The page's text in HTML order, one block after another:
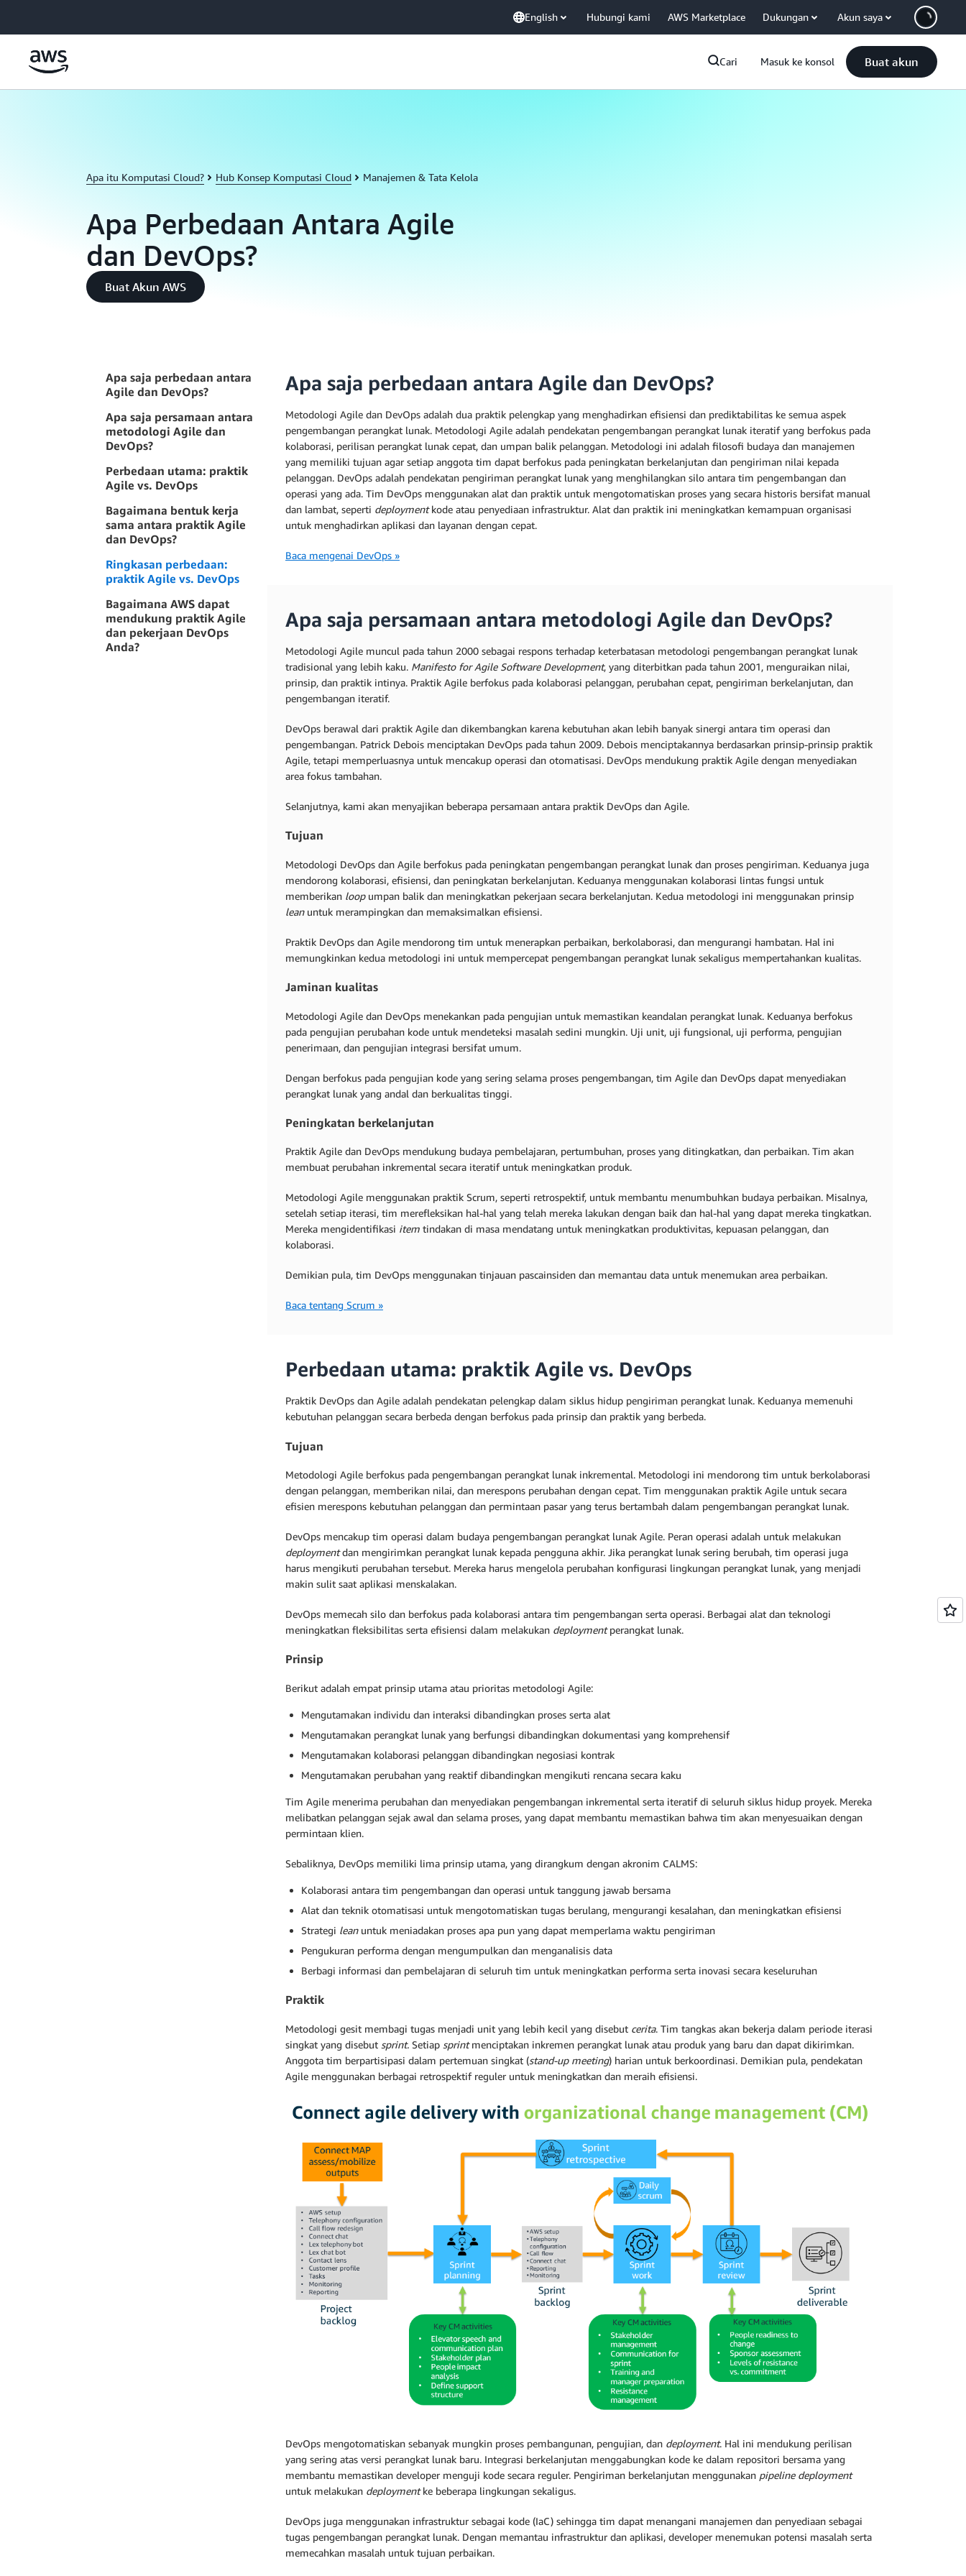
English Hubungi kami AWS Marketplace Dukungan Akun saya
Cari Masuk ke konsol Buat akun
Apa itu Komputasi Cloud? Hub Konsep Komputasi Cloud Manajemen & Tata Kelola
Apa Perbedaan Antara Agile
dan DevOps?
Buat Akun AWS
Apa saja perbedaan antara
Agile dan DevOps?
Apa saja persamaan antara
metodologi Agile dan
DevOps?
Perbedaan utama: praktik
Agile vs. DevOps
Bagaimana bentuk kerja
sama antara praktik Agile
dan DevOps?
Ringkasan perbedaan:
praktik Agile vs. DevOps
Bagaimana AWS dapat
mendukung praktik Agile
dan pekerjaan DevOps
Anda?
Apa saja perbedaan antara Agile dan DevOps?
Metodologi Agile dan DevOps adalah dua praktik pelengkap yang menghadirkan efisiensi dan prediktabilitas ke semua aspek
pengembangan perangkat lunak. Metodologi Agile adalah pendekatan pengembangan perangkat lunak iteratif yang berfokus pada
kolaborasi, perilisan perangkat lunak cepat, dan umpan balik pelanggan. Metodologi ini adalah filosofi budaya dan manajemen
yang memiliki tujuan agar setiap anggota tim dapat berfokus pada peningkatan berkelanjutan dan pengiriman nilai kepada
pelanggan. DevOps adalah pendekatan pengiriman perangkat lunak yang menghilangkan silo antara tim pengembangan dan
operasi yang ada. Tim DevOps menggunakan alat dan praktik untuk mengotomatiskan proses yang secara historis bersifat manual
dan lambat, seperti deploymentkode atau penyediaan infrastruktur. Alat dan praktik ini meningkatkan kemampuan organisasi
untuk menghadirkan aplikasi dan layanan dengan cepat.
Baca mengenai DevOps »
Apa saja persamaan antara metodologi Agile dan DevOps?
Metodologi Agile muncul pada tahun 2000 sebagai respons terhadap keterbatasan metodologi pengembangan perangkat lunak
tradisional yang lebih kaku. Manifesto for Agile Software Development, yang diterbitkan pada tahun 2001, menguraikan nilai,
prinsip, dan praktik intinya. Praktik Agile berfokus pada kolaborasi pelanggan, perubahan cepat, pengiriman berkelanjutan, dan
pengembangan iteratif.
DevOps berawal dari praktik Agile dan dikembangkan karena kebutuhan akan lebih banyak sinergi antara tim operasi dan
pengembangan. Patrick Debois menciptakan DevOps pada tahun 2009. Debois menciptakannya berdasarkan prinsip-prinsip praktik
Agile, tetapi memperluasnya untuk mencakup operasi dan otomatisasi. DevOps mendukung praktik Agile dengan menyediakan
area fokus tambahan.
Selanjutnya, kami akan menyajikan beberapa persamaan antara praktik DevOps dan Agile.
Tujuan
Metodologi DevOps dan Agile berfokus pada peningkatan pengembangan perangkat lunak dan proses pengiriman. Keduanya juga
mendorong kolaborasi, efisiensi, dan peningkatan berkelanjutan. Keduanya menggunakan kolaborasi lintas fungsi untuk
memberikan loopumpan balik dan meningkatkan pekerjaan secara berkelanjutan. Kedua metodologi ini menggunakan prinsip
leanuntuk merampingkan dan memaksimalkan efisiensi.
Praktik DevOps dan Agile mendorong tim untuk menerapkan perbaikan, berkolaborasi, dan mengurangi hambatan. Hal ini
memungkinkan kedua metodologi ini untuk mempercepat pengembangan perangkat lunak sekaligus mempertahankan kualitas.
Jaminan kualitas
Metodologi Agile dan DevOps menekankan pada pengujian untuk memastikan keandalan perangkat lunak. Keduanya berfokus
pada pengujian perubahan kode untuk mendeteksi masalah sedini mungkin. Uji unit, uji fungsional, uji performa, pengujian
penerimaan, dan pengujian integrasi bersifat umum.
Dengan berfokus pada pengujian kode yang sering selama proses pengembangan, tim Agile dan DevOps dapat menyediakan
perangkat lunak yang andal dan berkualitas tinggi.
Peningkatan berkelanjutan
Praktik Agile dan DevOps mendukung budaya pembelajaran, pertumbuhan, proses yang ditingkatkan, dan perbaikan. Tim akan
membuat perubahan inkremental secara iteratif untuk meningkatkan produk.
Metodologi Agile menggunakan praktik Scrum, seperti retrospektif, untuk membantu menumbuhkan budaya perbaikan. Misalnya,
setelah setiap iterasi, tim merefleksikan hal-hal yang telah mereka lakukan dengan baik dan hal-hal yang dapat mereka tingkatkan.
Mereka mengidentifikasi item tindakan di masa mendatang untuk meningkatkan produktivitas, kepuasan pelanggan, dan
kolaborasi.
Demikian pula, tim DevOps menggunakan tinjauan pascainsiden dan memantau data untuk menemukan area perbaikan.
Baca tentang Scrum »
Perbedaan utama: praktik Agile vs. DevOps
Praktik DevOps dan Agile adalah pendekatan pelengkap dalam siklus hidup pengiriman perangkat lunak. Keduanya memenuhi
kebutuhan pelanggan secara berbeda dengan berfokus pada prinsip dan praktik yang berbeda.
Tujuan
Metodologi Agile berfokus pada pengembangan perangkat lunak inkremental. Metodologi ini mendorong tim untuk berkolaborasi
dengan pelanggan, memberikan nilai, dan merespons perubahan dengan cepat. Tim menggunakan praktik Agile untuk secara
efisien merespons kebutuhan pelanggan dan permintaan pasar yang terus bertambah dalam pengembangan perangkat lunak.
DevOps mencakup tim operasi dalam budaya pengembangan perangkat lunak Agile. Peran operasi adalah untuk melakukan
deploymentdan mengirimkan perangkat lunak kepada pengguna akhir. Jika perangkat lunak sering berubah, tim operasi juga
harus mengikuti perubahan tersebut. Mereka harus mengelola perubahan konfigurasi lingkungan perangkat lunak, yang menjadi
makin sulit saat aplikasi menskalakan.
DevOps memecah silo dan berfokus pada kolaborasi antara tim pengembangan serta operasi. Berbagai alat dan teknologi
meningkatkan fleksibilitas serta efisiensi dalam melakukan deploymentperangkat lunak.
Prinsip
Berikut adalah empat prinsip utama atau prioritas metodologi Agile:
Mengutamakan individu dan interaksi dibandingkan proses serta alat
Mengutamakan perangkat lunak yang berfungsi dibandingkan dokumentasi yang komprehensif
Mengutamakan kolaborasi pelanggan dibandingkan negosiasi kontrak
Mengutamakan perubahan yang reaktif dibandingkan mengikuti rencana secara kaku
Tim Agile menerima perubahan dan menyediakan pengembangan inkremental serta iteratif di seluruh siklus hidup proyek. Mereka
melibatkan pelanggan sejak awal dan selama proses, yang dapat membantu memastikan bahwa tim akan menyesuaikan dengan
permintaan klien.
Sebaliknya, DevOps memiliki lima prinsip utama, yang dirangkum dengan akronim CALMS:
Kolaborasi antara tim pengembangan dan operasi untuk tanggung jawab bersama
Alat dan teknik otomatisasi untuk mengotomatiskan tugas berulang, mengurangi kesalahan, dan meningkatkan efisiensi
Strategi leanuntuk meniadakan proses apa pun yang dapat memperlama waktu pengiriman
Pengukuran performa dengan mengumpulkan dan menganalisis data
Berbagi informasi dan pembelajaran di seluruh tim untuk meningkatkan performa serta inovasi secara keseluruhan
Praktik
Metodologi gesit membagi tugas menjadi unit yang lebih kecil yang disebut cerita. Tim tangkas akan bekerja dalam periode iterasi
singkat yang disebut sprint. Setiap sprintmenciptakan inkremen perangkat lunak atau produk yang baru dan dapat dikirimkan.
Anggota tim berpartisipasi dalam pertemuan singkat (stand-up meeting) harian untuk berkoordinasi. Demikian pula, pendekatan
Agile menggunakan berbagai retrospektif reguler untuk meningkatkan dan meraih efisiensi.
DevOps mengotomatiskan sebanyak mungkin proses pembangunan, pengujian, dan deployment. Hal ini mendukung perilisan
yang sering atas versi perangkat lunak baru. Integrasi berkelanjutan menggabungkan kode ke dalam repositori bersama yang
membantu memastikan developer menguji kode secara reguler. Pengiriman berkelanjutan menggunakan pipeline deployment
untuk melakukan deploymentke beberapa lingkungan sekaligus.
DevOps juga menggunakan infrastruktur sebagai kode (IaC) sehingga tim dapat menangani manajemen dan penyediaan sebagai
tugas pengembangan perangkat lunak. Dengan memantau infrastruktur dan aplikasi, developer menemukan potensi masalah serta
memecahkan masalah untuk tujuan perbaikan.